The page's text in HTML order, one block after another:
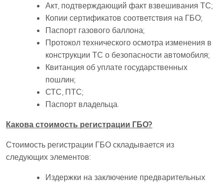
Акт, подтверждающий факт взвешивания ТС;
Копии сертификатов соответствия на ГБО;
Паспорт газового баллона;
Протокол технического осмотра изменения в
конструкции ТС о безопасности автомобиля;
Квитанция об уплате государственных
пошлин;
СТС, ПТС;
Паспорт владельца.
Какова стоимость регистрации ГБО?
Стоимость регистрации ГБО складывается из
следующих элементов:
Издержки на заключение предварительных